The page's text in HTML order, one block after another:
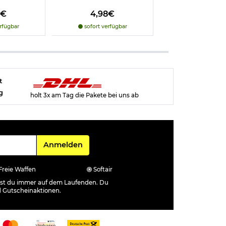
4,98€
sofort verfügbar
holt 3x am Tag die Pakete bei uns ab
Für den Newsletter
Anmelden
Waffen
Softair
du immer auf dem Laufenden. Du